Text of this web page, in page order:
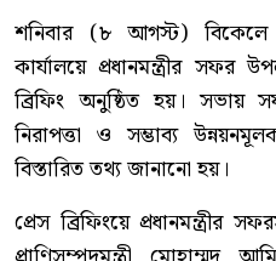
শনিবার (৮ আগস্ট) বিকেলে
কার্যালয়ে প্রধানমন্ত্রীর সফর
ব্রিফিং অনুষ্ঠিত হয়। সভায়
নিরাপত্তা ও সম্ভাব্য
বিস্তারিত তথ্য জানানো হয়।
প্রেস ব্রিফিংয়ে